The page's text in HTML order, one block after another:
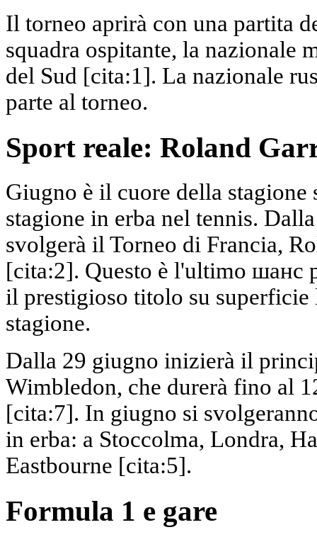
Il torneo aprirà con una partita
squadra ospitante, la nazionale
del Sud [cita:1]. La nazionale
parte al torneo.
Sport reale: Roland
Giugno è il cuore della
stagione in erba nel tennis.
svolgerà il Torneo di Francia,
[cita:2]. Questo è l'ultimo шанс
il prestigioso titolo su
stagione.
Dalla 29 giugno inizierà il
Wimbledon, che durerà fino al
[cita:7]. In giugno si
in erba: a Stoccolma, Londra,
Eastbourne [cita:5].
Formula 1 e gare